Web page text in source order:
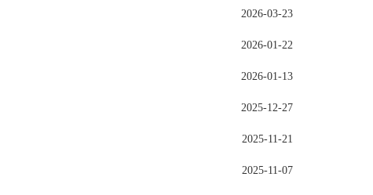
2026-03-23
2026-01-22
2026-01-13
2025-12-27
2025-11-21
2025-11-07